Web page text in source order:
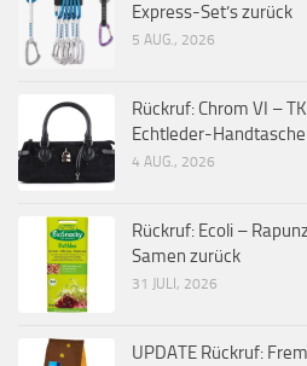
Express-Set’s zurück
5 AUG., 2026
Rückruf: Chrom VI –
Echtleder-
4 AUG., 2026
Rückruf: Ecoli –
Samen zurück
31 JULI, 2026
UPDATE Rückruf: